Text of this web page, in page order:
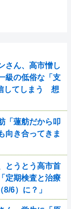
さん、高市憎し
級の低俗な「支
してしまう 想
「蓮舫だから叩
向き合ってきま
とうとう高市首
定期検査と治療
6）に？」